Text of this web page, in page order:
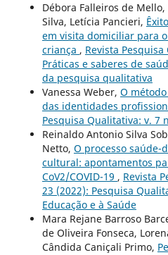
Débora Falleiros de
Silva, Letícia Pancieri,
em visita domiciliar para
criança , Revista
Práticas e saberes de
da pesquisa qualitativa
Vanessa Weber, O
das identidades
Pesquisa Qualitativa: v. 7
Reinaldo Antonio Silva
Netto, O processo saúde-
cultural: apontamentos
CoV2/COVID-19 , Revista
23 (2022): Pesquisa
Educação e à Saúde
Mara Rejane Barroso
de Oliveira Fonseca,
Cândida Caniçali Primo,